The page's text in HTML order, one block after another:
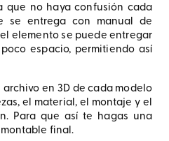
que no haya confusión cada
se entrega con manual de
elemento se puede entregar
espacio, permitiendo así
en 3D de cada modelo
el material, el montaje y el
Para que así te hagas una
final.